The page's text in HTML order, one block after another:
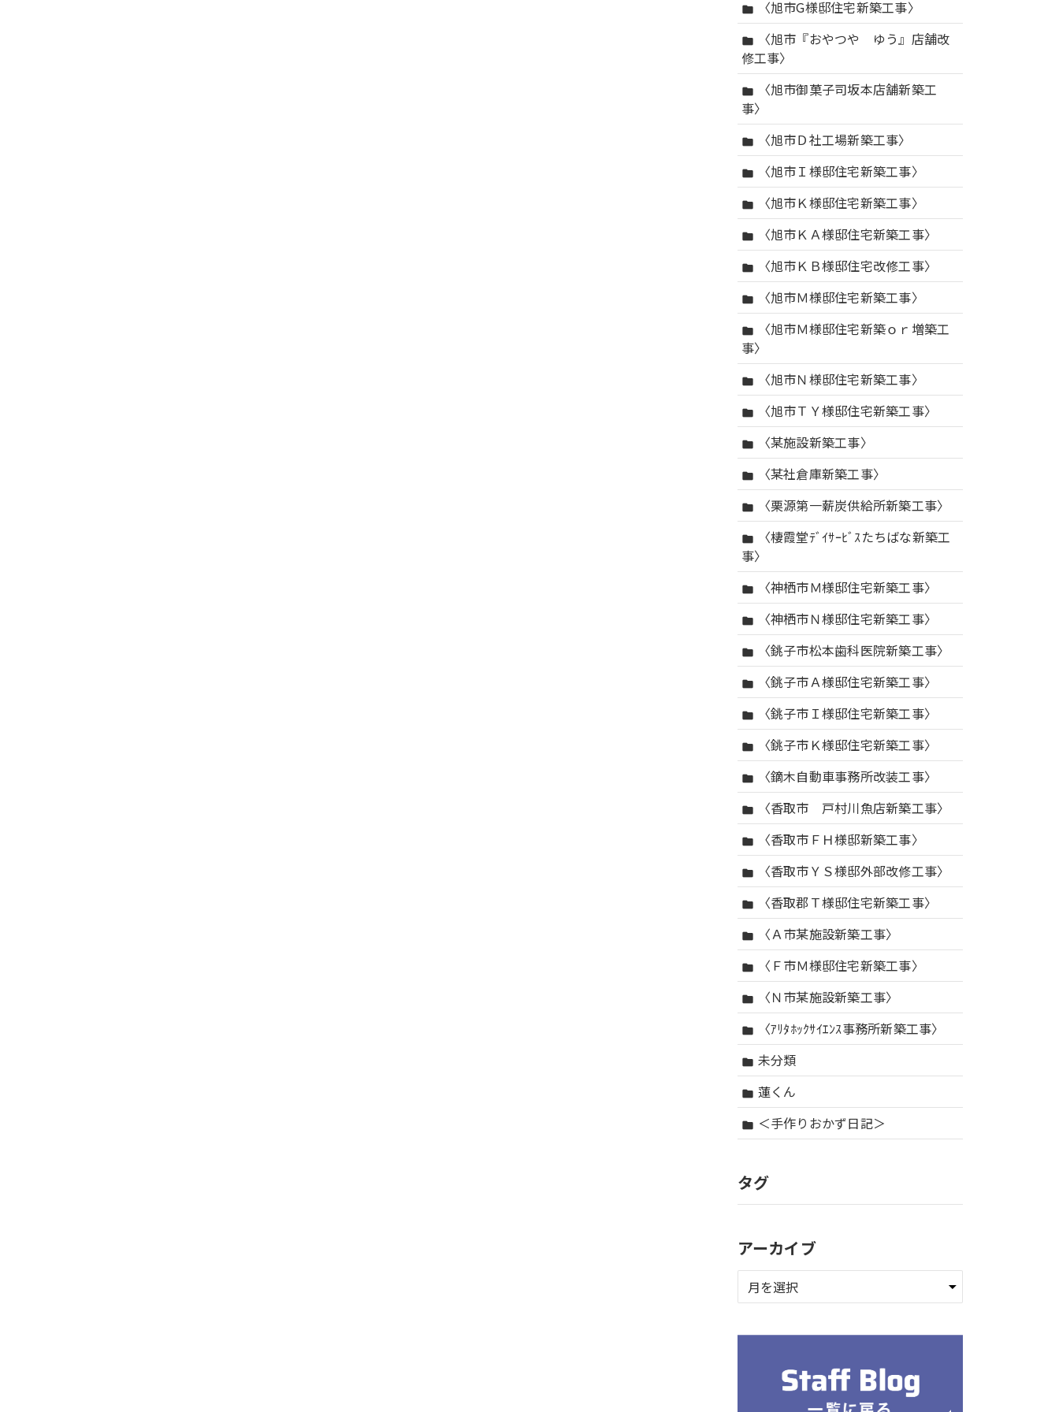
folder 〈旭市G様邸住宅新築工事〉
folder
〈旭市『おやつや ゆう』店舗改
修工事〉
folder
〈旭市御菓子司坂本店舗新築工
事〉
folder 〈旭市Ｄ社工場新築工事〉
folder 〈旭市Ｉ様邸住宅新築工事〉
folder 〈旭市Ｋ様邸住宅新築工事〉
folder 〈旭市ＫＡ様邸住宅新築工事〉
folder 〈旭市ＫＢ様邸住宅改修工事〉
folder 〈旭市Ｍ様邸住宅新築工事〉
folder
〈旭市Ｍ様邸住宅新築ｏｒ増築工
事〉
folder 〈旭市Ｎ様邸住宅新築工事〉
folder 〈旭市ＴＹ様邸住宅新築工事〉
folder 〈某施設新築工事〉
folder 〈某社倉庫新築工事〉
folder 〈栗源第一薪炭供給所新築工事〉
folder
〈棲霞堂ﾃﾞｲｻｰﾋﾞｽたちばな新築工
事〉
folder 〈神栖市Ｍ様邸住宅新築工事〉
folder 〈神栖市Ｎ様邸住宅新築工事〉
folder 〈銚子市松本歯科医院新築工事〉
folder 〈銚子市Ａ様邸住宅新築工事〉
folder 〈銚子市Ｉ様邸住宅新築工事〉
folder 〈銚子市Ｋ様邸住宅新築工事〉
folder 〈鏑木自動車事務所改装工事〉
folder 〈香取市 戸村川魚店新築工事〉
folder 〈香取市ＦＨ様邸新築工事〉
folder 〈香取市ＹＳ様邸外部改修工事〉
folder 〈香取郡Ｔ様邸住宅新築工事〉
folder 〈Ａ市某施設新築工事〉
folder 〈Ｆ市Ｍ様邸住宅新築工事〉
folder 〈Ｎ市某施設新築工事〉
folder 〈ｱﾘﾀﾎｯｸｻｲｴﾝｽ事務所新築工事〉
folder 未分類
folder 蓮くん
folder ＜手作りおかず日記＞
タグ
アーカイブ